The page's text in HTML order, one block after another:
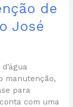
de
José
manutenção,
para
com uma